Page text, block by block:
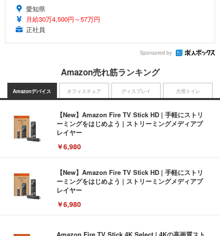
愛知県
月給30万4,500円～57万円
正社員
Sponsored by
Amazon売れ筋ランキング
Amazonデバイス
【New】Amazon Fire TV Stick HD | 手軽にストリ
ーミングをはじめよう | ストリーミングメディアプ
レイヤー
￥6,980
【New】Amazon Fire TV Stick HD | 手軽にストリ
ーミングをはじめよう | ストリーミングメディアプ
レイヤー
￥6,980
オフィスチェア ディスプレイ 犬用トイレ